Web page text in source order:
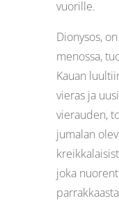
vuorille.
Dionysos,
menossa,
Kauan
vieras ja
vierauden,
jumalan
joka